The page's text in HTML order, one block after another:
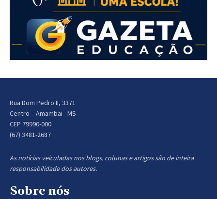
Rua Dom Pedro II, 3371
Centro – Amambai - MS
CEP 79990-000
(67) 3481-2687
As notícias veiculadas nos blogs, colunas e artigos são de inteira
responsabilidade dos autores.
Sobre nós